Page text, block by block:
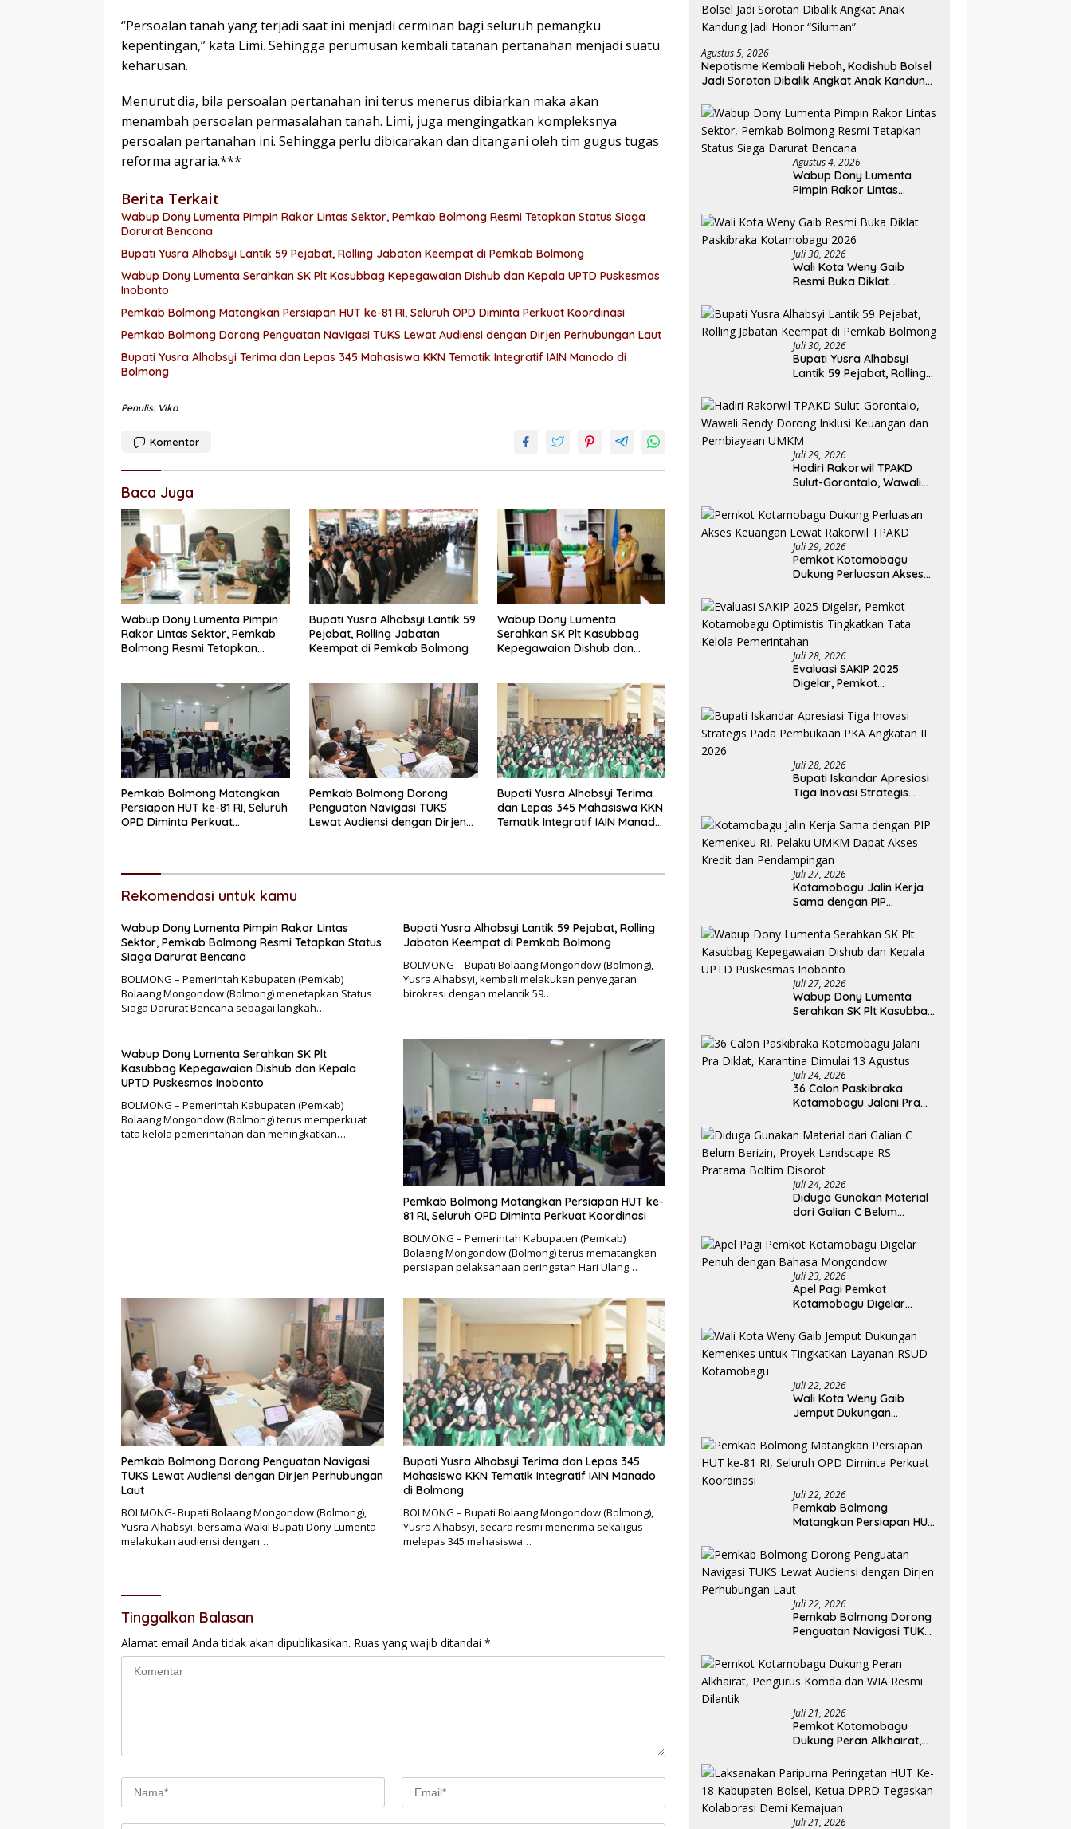
“Persoalan tanah yang terjadi saat ini menjadi cerminan bagi seluruh pemangku
kepentingan,” kata Limi. Sehingga perumusan kembali tatanan pertanahan menjadi suatu
keharusan.
Menurut dia, bila persoalan pertanahan ini terus menerus dibiarkan maka akan
menambah persoalan permasalahan tanah. Limi, juga mengingatkan kompleksnya
persoalan pertanahan ini. Sehingga perlu dibicarakan dan ditangani oleh tim gugus tugas
reforma agraria.***
Berita Terkait
Wabup Dony Lumenta Pimpin Rakor Lintas Sektor, Pemkab Bolmong Resmi Tetapkan Status Siaga
Darurat Bencana
Bupati Yusra Alhabsyi Lantik 59 Pejabat, Rolling Jabatan Keempat di Pemkab Bolmong
Wabup Dony Lumenta Serahkan SK Plt Kasubbag Kepegawaian Dishub dan Kepala UPTD Puskesmas
Inobonto
Pemkab Bolmong Matangkan Persiapan HUT ke-81 RI, Seluruh OPD Diminta Perkuat Koordinasi
Pemkab Bolmong Dorong Penguatan Navigasi TUKS Lewat Audiensi dengan Dirjen Perhubungan Laut
Bupati Yusra Alhabsyi Terima dan Lepas 345 Mahasiswa KKN Tematik Integratif IAIN Manado di
Bolmong
Penulis: Viko
Komentar
Baca Juga
Wabup Dony Lumenta Pimpin
Rakor Lintas Sektor, Pemkab
Bolmong Resmi Tetapkan
Bupati Yusra Alhabsyi Lantik 59
Pejabat, Rolling Jabatan
Keempat di Pemkab Bolmong
Wabup Dony Lumenta
Serahkan SK Plt Kasubbag
Kepegawaian Dishub dan
Pemkab Bolmong Matangkan
Persiapan HUT ke-81 RI, Seluruh
OPD Diminta Perkuat
Pemkab Bolmong Dorong
Penguatan Navigasi TUKS
Lewat Audiensi dengan Dirjen
Bupati Yusra Alhabsyi Terima
dan Lepas 345 Mahasiswa KKN
Tematik Integratif IAIN Manado
Rekomendasi untuk kamu
Wabup Dony Lumenta Pimpin Rakor Lintas
Sektor, Pemkab Bolmong Resmi Tetapkan Status
Siaga Darurat Bencana
BOLMONG – Pemerintah Kabupaten (Pemkab)
Bolaang Mongondow (Bolmong) menetapkan Status
Siaga Darurat Bencana sebagai langkah…
Bupati Yusra Alhabsyi Lantik 59 Pejabat, Rolling
Jabatan Keempat di Pemkab Bolmong
BOLMONG – Bupati Bolaang Mongondow (Bolmong),
Yusra Alhabsyi, kembali melakukan penyegaran
birokrasi dengan melantik 59…
Wabup Dony Lumenta Serahkan SK Plt
Kasubbag Kepegawaian Dishub dan Kepala
UPTD Puskesmas Inobonto
BOLMONG – Pemerintah Kabupaten (Pemkab)
Bolaang Mongondow (Bolmong) terus memperkuat
tata kelola pemerintahan dan meningkatkan…
Pemkab Bolmong Matangkan Persiapan HUT ke-
81 RI, Seluruh OPD Diminta Perkuat Koordinasi
BOLMONG – Pemerintah Kabupaten (Pemkab)
Bolaang Mongondow (Bolmong) terus mematangkan
persiapan pelaksanaan peringatan Hari Ulang…
Pemkab Bolmong Dorong Penguatan Navigasi
TUKS Lewat Audiensi dengan Dirjen Perhubungan
Laut
BOLMONG- Bupati Bolaang Mongondow (Bolmong),
Yusra Alhabsyi, bersama Wakil Bupati Dony Lumenta
melakukan audiensi dengan…
Bupati Yusra Alhabsyi Terima dan Lepas 345
Mahasiswa KKN Tematik Integratif IAIN Manado
di Bolmong
BOLMONG – Bupati Bolaang Mongondow (Bolmong),
Yusra Alhabsyi, secara resmi menerima sekaligus
melepas 345 mahasiswa…
Tinggalkan Balasan
Alamat email Anda tidak akan dipublikasikan. Ruas yang wajib ditandai *
Agustus 5, 2026
Nepotisme Kembali Heboh, Kadishub Bolsel
Jadi Sorotan Dibalik Angkat Anak Kandung
Agustus 4, 2026
Wabup Dony Lumenta
Pimpin Rakor Lintas
Resmi Tetapkan Status
Siaga Darurat Bencana
Juli 30, 2026
Wali Kota Weny Gaib
Resmi Buka Diklat
2026
Juli 30, 2026
Bupati Yusra Alhabsyi
Lantik 59 Pejabat, Rolling
Pemkab Bolmong
Juli 29, 2026
Hadiri Rakorwil TPAKD
Sulut-Gorontalo, Wawali
Keuangan dan
Pembiayaan UMKM
Juli 29, 2026
Pemkot Kotamobagu
Dukung Perluasan Akses
TPAKD
Juli 28, 2026
Evaluasi SAKIP 2025
Digelar, Pemkot
Tingkatkan Tata Kelola
Pemerintahan
Juli 28, 2026
Bupati Iskandar Apresiasi
Tiga Inovasi Strategis
Angkatan II 2026
Juli 27, 2026
Kotamobagu Jalin Kerja
Sama dengan PIP
Dapat Akses Kredit dan
Pendampingan
Juli 27, 2026
Wabup Dony Lumenta
Serahkan SK Plt Kasubbag
Kepala UPTD Puskesmas
Inobonto
Juli 24, 2026
36 Calon Paskibraka
Kotamobagu Jalani Pra
Agustus
Juli 24, 2026
Diduga Gunakan Material
dari Galian C Belum
RS Pratama Boltim Disorot
Juli 23, 2026
Apel Pagi Pemkot
Kotamobagu Digelar
Mongondow
Juli 22, 2026
Wali Kota Weny Gaib
Jemput Dukungan
Tingkatkan Layanan RSUD
Kotamobagu
Juli 22, 2026
Pemkab Bolmong
Matangkan Persiapan HUT
Diminta Perkuat
Koordinasi
Juli 22, 2026
Pemkab Bolmong Dorong
Penguatan Navigasi TUKS
Dirjen Perhubungan Laut
Juli 21, 2026
Pemkot Kotamobagu
Dukung Peran Alkhairat,
Resmi Dilantik
Juli 21, 2026